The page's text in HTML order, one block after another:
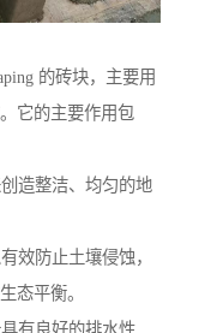
的砖块，主要用
它的主要作用包
造整洁、均匀的地
效防止土壤侵蚀，
态平衡。
有良好的排水性